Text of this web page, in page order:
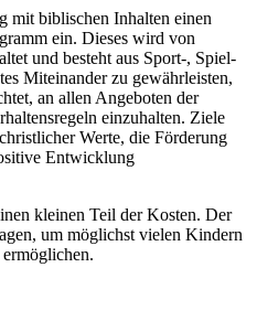
mit biblischen Inhalten einen
ein. Dieses wird von
und besteht aus Sport-, Spiel-
Miteinander zu gewährleisten,
an allen Angeboten der
einzuhalten. Ziele
Werte, die Förderung
Entwicklung
kleinen Teil der Kosten. Der
um möglichst vielen Kindern